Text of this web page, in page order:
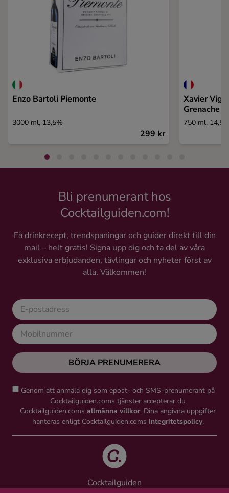
Enzo Bartoli Piemonte
3000 ml, 13,5%
299 kr
Xavier
Grenache
750 ml,
Bli prenumerant hos
Cocktailguiden.com!
Få drinkrecept, trendspaningar och guider direkt till din
mail – helt gratis! Signa upp dig och ta del av våra
exklusiva erbjudanden, tävlingar och nyheter först av
alla. Välkommen!
BÖRJA PRENUMERERA
Genom att anmäla dig som epost- och SMS-prenumerant på
Cocktailguiden.coms tjänster accepterar du
Cocktailguiden.coms allmänna villkor. Dina angivna uppgifter
hanteras enligt Cocktailguiden.coms Integritetspolicy.
Cocktailguiden